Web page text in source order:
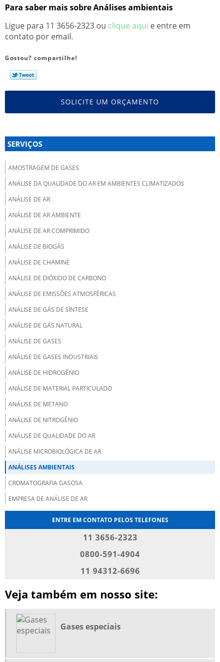
Para saber mais sobre Análises ambientais
Ligue para 11 3656-2323 ou clique aqui e entre em
contato por email.
Gostou? compartilhe!
SOLICITE UM ORÇAMENTO
SERVIÇOS
AMOSTRAGEM DE GASES
ANÁLISE DA QUALIDADE DO AR EM AMBIENTES CLIMATIZADOS
ANÁLISE DE AR
ANÁLISE DE AR AMBIENTE
ANÁLISE DE AR COMPRIMIDO
ANÁLISE DE BIOGÁS
ANÁLISE DE CHAMINÉ
ANÁLISE DE DIÓXIDO DE CARBONO
ANÁLISE DE EMISSÕES ATMOSFÉRICAS
ANÁLISE DE GÁS DE SÍNTESE
ANÁLISE DE GÁS NATURAL
ANÁLISE DE GASES
ANÁLISE DE GASES INDUSTRIAIS
ANÁLISE DE HIDROGÊNIO
ANÁLISE DE MATERIAL PARTICULADO
ANÁLISE DE METANO
ANÁLISE DE NITROGÊNIO
ANÁLISE DE QUALIDADE DO AR
ANÁLISE MICROBIOLÓGICA DE AR
ANÁLISES AMBIENTAIS
CROMATOGRAFIA GASOSA
EMPRESA DE ANÁLISE DE AR
EMPRESAS DE GASES INDUSTRIAIS
FORNECEDORES DE GASES INDUSTRIAIS
GASES ESPECIAIS
ENTRE EM CONTATO PELOS TELEFONES
11 3656-2323
0800-591-4904
11 94312-6696
Veja também em nosso site:
Gases especiais